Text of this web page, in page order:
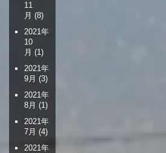
11
月 (8)
2021年
10
月 (1)
2021年
9月 (3)
2021年
8月 (1)
2021年
7月 (4)
2021年